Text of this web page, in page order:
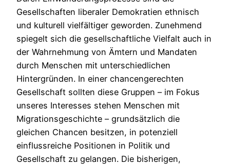
Gesellschaften liberaler Demokratien ethnisch
und kulturell vielfältiger geworden. Zunehmend
spiegelt sich die gesellschaftliche Vielfalt auch in
der Wahrnehmung von Ämtern und Mandaten
durch Menschen mit unterschiedlichen
Hintergründen. In einer chancengerechten
Gesellschaft sollten diese Gruppen – im Fokus
unseres Interesses stehen Menschen mit
Migrationsgeschichte – grundsätzlich die
gleichen Chancen besitzen, in potenziell
einflussreiche Positionen in Politik und
Gesellschaft zu gelangen. Die bisherigen,